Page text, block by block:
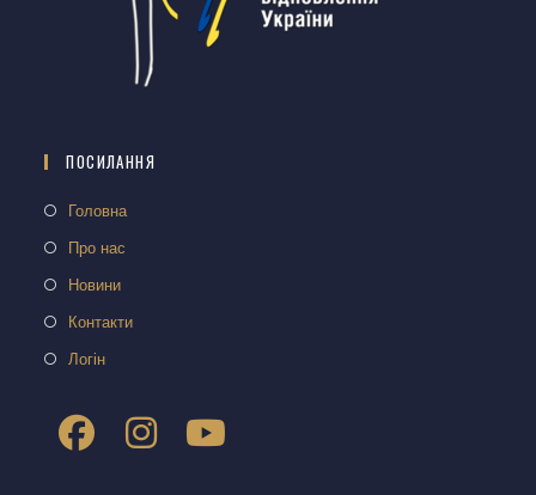
ПОСИЛАННЯ
Головна
Про нас
Новини
Контакти
Логін